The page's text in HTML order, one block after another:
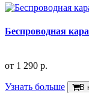
Беспроводная
от 1 290 р.
Узнать больше В